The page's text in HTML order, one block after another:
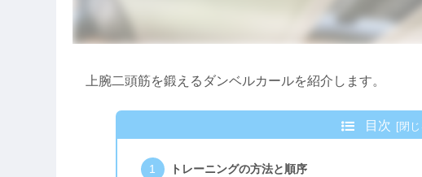
上腕二頭筋を鍛えるダンベルカールを紹介します。
目次
トレーニングの方法と順序